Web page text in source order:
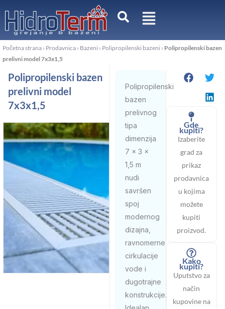
sadržaj
Početna strana › Prodavnica › Bazeni › Polipropilenski bazeni › Polipropilenski bazen
prelivni model 7x3x1,5
Polipropilenski bazen
prelivni model
7x3x1,5
Polipropilenski
bazen
prelivnog
tipa
dimenzija
7 × 3 ×
1,5 m
nudi
savršen
spoj
modernog
dizajna,
ravnomerne
cirkulacije
vode i
dugotrajne
konstrukcije.
Gde
kupiti?
Izaberite
grad za
prikaz
prodavnica
u kojima
možete
kupiti
proizvod.
Kako
kupiti?
Uputstvo za
način
kupovine na